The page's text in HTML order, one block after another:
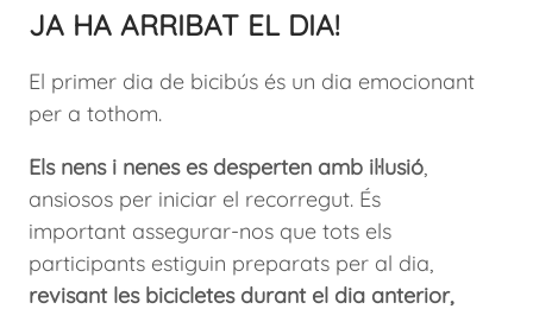
JA HA ARRIBAT EL DIA!
El primer dia de bicibús és un dia emocionant
per a tothom.
Els nens i nenes es desperten amb il·lusió,
ansiosos per iniciar el recorregut. És
important assegurar-nos que tots els
participants estiguin preparats per al dia,
revisant les bicicletes durant el dia anterior,